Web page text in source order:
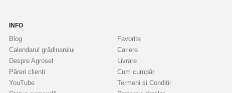
INFO
Blog
Calendarul grădinarului
Despre Agrosel
Păreri clienți
YouTube
Favorite
Cariere
Livrare
Cum cumpăr
Termeni si Condiții